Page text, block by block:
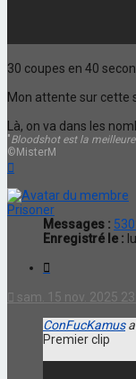
30 coupes en 40
Mon attente sur cette
Là, on va dans les
"Bloodshot est la
©MisterM
Prisoner
Messages :
Enregistré le :
sam. 15 nov. 2025
ConFucKamusa
Premier clip